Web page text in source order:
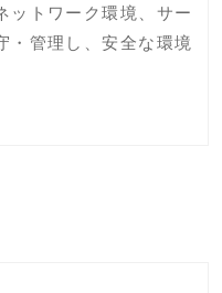
ットワーク環境、サー
・管理し、安全な環境